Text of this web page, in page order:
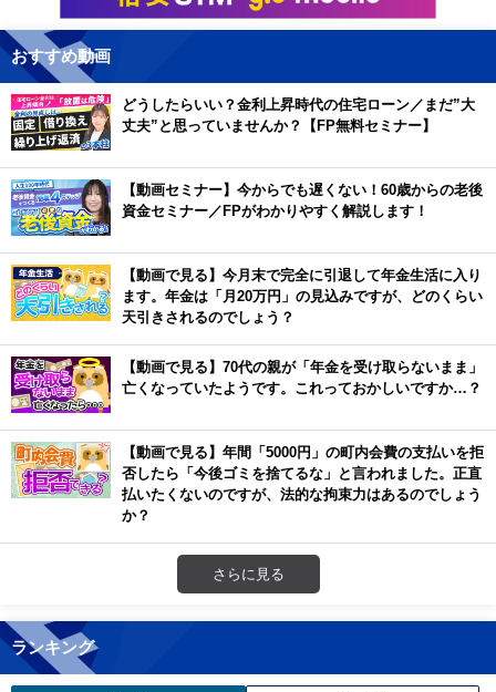
おすすめ動画
どうしたらいい？金利上昇時代の住宅ローン／まだ”大
丈夫”と思っていませんか？【FP無料セミナー】
【動画セミナー】今からでも遅くない！60歳からの老後
資金セミナー／FPがわかりやすく解説します！
【動画で見る】今月末で完全に引退して年金生活に入り
ます。年金は「月20万円」の見込みですが、どのくらい
天引きされるのでしょう？
【動画で見る】70代の親が「年金を受け取らないまま」
亡くなっていたようです。これっておかしいですか…？
【動画で見る】年間「5000円」の町内会費の支払いを拒
否したら「今後ゴミを捨てるな」と言われました。正直
払いたくないのですが、法的な拘束力はあるのでしょう
か？
さらに見る
ランキング